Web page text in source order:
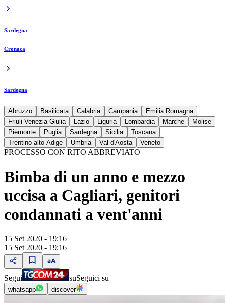
Sardegna
Cronaca
Sardegna
Abruzzo Basilicata Calabria Campania
Emilia Romagna
Friuli Venezia Giulia
Lazio Liguria Lombardia Marche
Molise
Piemonte
Puglia Sardegna Sicilia
Toscana
Trentino alto Adige
Umbria Val d'Aosta Veneto
PROCESSO CON RITO ABBREVIATO
Bimba di un anno e mezzo
uccisa a Cagliari, genitori
condannati a vent'anni
15 Set 2020 - 19:16
15 Set 2020 - 19:16
Segui suSeguici su
whatsapp discover